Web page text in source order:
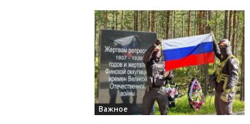
Важное